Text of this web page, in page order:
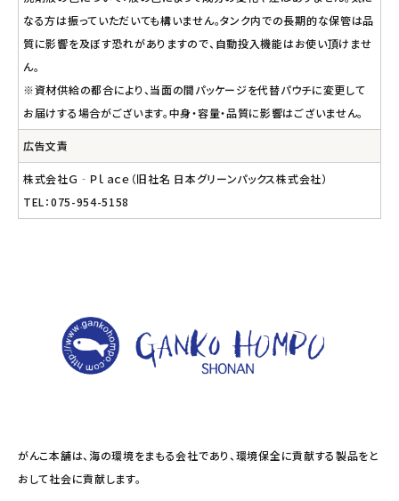
なる方は振っていただいても構いません。タンク内での長期的な保管は品
質に影響を及ぼす恐れがありますので、自動投入機能はお使い頂けませ
ん。
※資材供給の都合により、当面の間パッケージを代替パウチに変更して
お届けする場合がございます。中身・容量・品質に影響はございません。
広告文責
株式会社Ｇ‐Ｐｌａｃｅ（旧社名 日本グリーンパックス株式会社）
TEL：075-954-5158
がんこ本舗は、海の環境をまもる会社であり、環境保全に貢献する製品をと
おして社会に貢献します。